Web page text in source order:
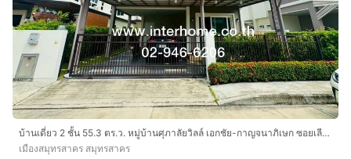
บ้านเดี่ยว 2 ชั้น 55.3 ตร.ว. หมู่บ้านศุภาลัยวิลล์ เอกชัย-กาญจนาภิเษก ซอยเลียบคลองสี่วาตากล่อม ถนนเอกชัย ถนนกาญจนาภิเษก เมืองสมุทรสาคร
เมืองสมุทรสาคร สมุทรสาคร